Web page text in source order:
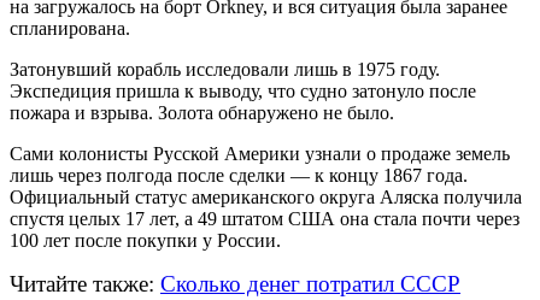
на загружалось на борт Orkney, и вся ситуация была заранее
спланирована.
Затонувший корабль исследовали лишь в 1975 году.
Экспедиция пришла к выводу, что судно затонуло после
пожара и взрыва. Золота обнаружено не было.
Сами колонисты Русской Америки узнали о продаже земель
лишь через полгода после сделки — к концу 1867 года.
Официальный статус американского округа Аляска получила
спустя целых 17 лет, а 49 штатом США она стала почти через
100 лет после покупки у России.
Читайте также: Сколько денег потратил СССР